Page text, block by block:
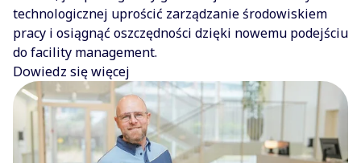
technologicznej uprościć zarządzanie środowiskiem
pracy i osiągnąć oszczędności dzięki nowemu podejściu
do facility management.
Dowiedz się więcej